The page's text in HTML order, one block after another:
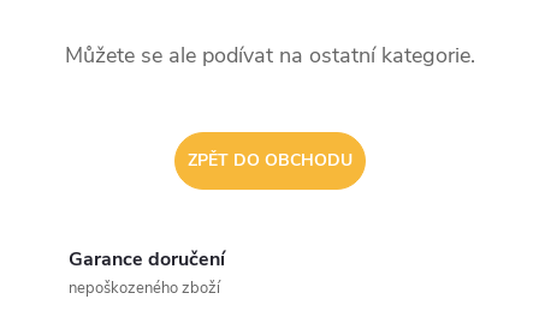
Můžete se ale podívat na ostatní kategorie.
ZPĚT DO OBCHODU
Garance doručení
nepoškozeného zboží